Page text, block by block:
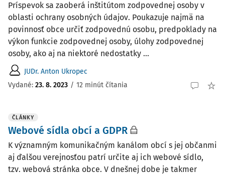
Príspevok sa zaoberá inštitútom zodpovednej osoby v
oblasti ochrany osobných údajov. Poukazuje najmä na
povinnosť obce určiť zodpovednú osobu, predpoklady na
výkon funkcie zodpovednej osoby, úlohy zodpovednej
osoby, ako aj na niektoré nedostatky ...
JUDr. Anton Ukropec
Vydané: 23. 8. 2023 / 12 minút čítania
ČLÁNKY
Webové sídla obcí a GDPR
K významným komunikačným kanálom obcí s jej občanmi
aj ďalšou verejnosťou patrí určite aj ich webové sídlo,
tzv. webová stránka obce. V dnešnej dobe je takmer